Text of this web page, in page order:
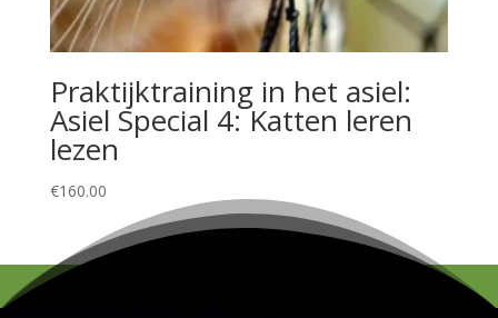
Praktijktraining in het asiel:
Asiel Special 4: Katten leren
lezen
€160.00